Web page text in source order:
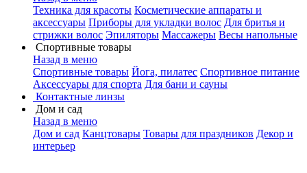
Техника для красоты Косметические аппараты и
аксессуары Приборы для укладки волос Для бритья и
стрижки волос Эпиляторы Массажеры Весы напольные
Спортивные товары
Назад в меню
Спортивные товары Йога, пилатес Спортивное питание
Аксессуары для спорта Для бани и сауны
Контактные линзы
Дом и сад
Назад в меню
Дом и сад Канцтовары Товары для праздников Декор и
интерьер